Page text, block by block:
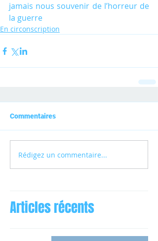
jamais nous souvenir de l’horreur de
la guerre
En circonscription
Commentaires
Rédigez un commentaire...
Articles récents